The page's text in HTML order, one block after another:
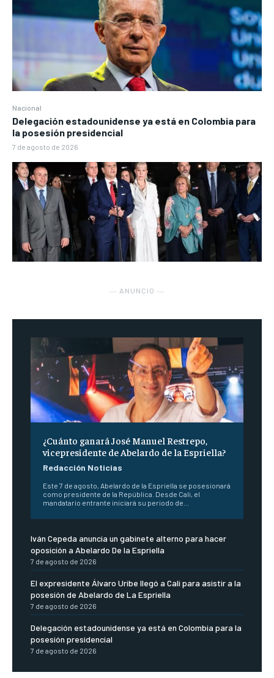
Nacional
Delegación estadounidense ya está en Colombia para
la posesión presidencial
7 de agosto de 2026
― ANUNCIO ―
¿Cuánto ganará José Manuel Restrepo,
vicepresidente de Abelardo de la Espriella?
Redacción Noticias
Este 7 de agosto, Abelardo de la Espriella se posesionará
como presidente de la República. Desde Cali, el
mandatario entrante iniciará su periodo de...
Iván Cepeda anuncia un gabinete alterno para hacer
oposición a Abelardo De la Espriella
7 de agosto de 2026
El expresidente Álvaro Uribe llegó a Cali para asistir a la
posesión de Abelardo de La Espriella
7 de agosto de 2026
Delegación estadounidense ya está en Colombia para la
posesión presidencial
7 de agosto de 2026